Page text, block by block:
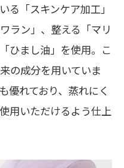
る「スキンケア加工」
ラン」、整える「マリ
ひまし油」を使用。こ
の成分を用いていま
優れており、蒸れにく
用いただけるよう仕上